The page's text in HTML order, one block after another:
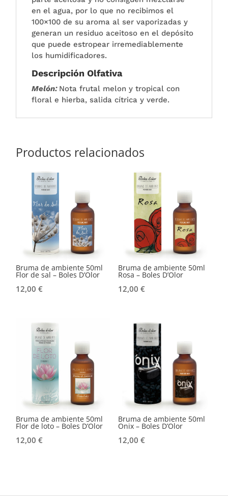
en el agua, por lo que no recibimos el
100×100 de su aroma al ser vaporizadas y
generan un residuo aceitoso en el depósito
que puede estropear irremediablemente
los humidificadores.
Descripción Olfativa
Melón: Nota frutal melon y tropical con
floral e hierba, salida cítrica y verde.
Productos relacionados
Bruma de ambiente 50ml
Flor de sal – Boles D’Olor
12,00€
Bruma de ambiente 50ml
Rosa – Boles D’Olor
12,00 €
Bruma de ambiente 50ml
Flor de loto – Boles D’Olor
12,00€
Bruma de ambiente 50ml
Onix – Boles D’Olor
12,00 €